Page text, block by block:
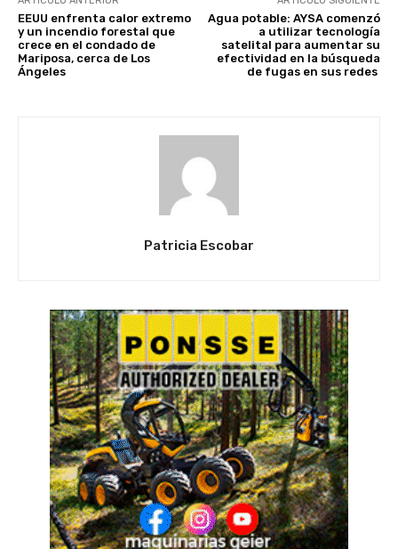
EEUU enfrenta calor extremo
y un incendio forestal que
crece en el condado de
Mariposa, cerca de Los
Ángeles
Agua potable: AYSA comenzó
a utilizar tecnología
satelital para aumentar su
efectividad en la búsqueda
de fugas en sus redes
Patricia Escobar